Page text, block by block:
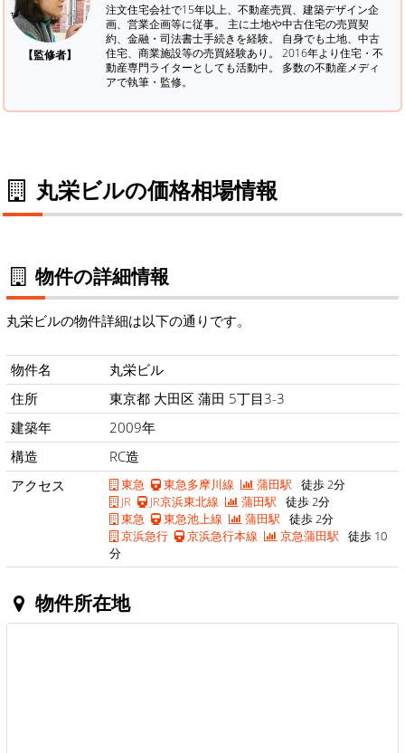
【監修者】
注文住宅会社で15年以上、不動産売買、建築デザイン企
画、営業企画等に従事。 主に土地や中古住宅の売買契
約、金融・司法書士手続きを経験。 自身でも土地、中古
住宅、商業施設等の売買経験あり。 2016年より住宅・不
動産専門ライターとしても活動中。 多数の不動産メディ
アで執筆・監修。
丸栄ビルの価格相場情報
物件の詳細情報
丸栄ビルの物件詳細は以下の通りです。
物件名
丸栄ビル
住所
東京都 大田区 蒲田 5丁目3-3
建築年
2009年
構造
RC造
アクセス
東急 東急多摩川線 蒲田駅 徒歩 2分
JR
JR京浜東北線 蒲田駅 徒歩 2分
東急
東急池上線 蒲田駅 徒歩 2分
京浜急行
京浜急行本線 京急蒲田駅 徒歩 10
分
物件所在地